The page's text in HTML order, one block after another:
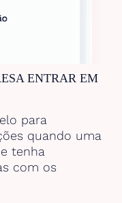
ENTRAR EM
para
quando uma
tenha
com os